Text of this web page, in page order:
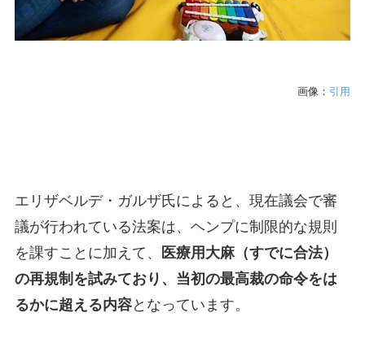
画像： 引用
エリザベルデ・ガルザ氏によると、現在議会で審
議が行われている法案は、ヘンプに制限的な規則
を課すことに加えて、
医療用大麻（すでに合法）
の再規制を試みており、当初の最高裁の命令をは
るかに超える内容となっています。